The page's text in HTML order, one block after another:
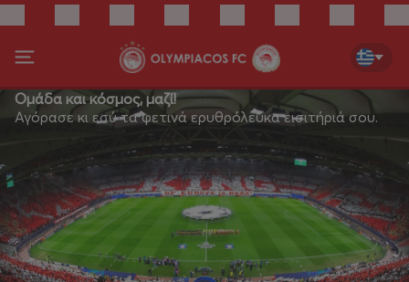
Ομάδα και κόσμος, μαζί!
Αγόρασε κι εσύ τα φετινά ερυθρόλευκα εισιτήριά σου.